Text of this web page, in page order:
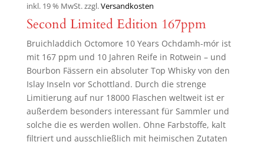
inkl. 19 % MwSt.zzgl.Versandkosten
Second Limited Edition 167ppm
Bruichladdich Octomore 10 Years Ochdamh-mór ist
mit 167 ppm und 10 Jahren Reife in Rotwein – und
Bourbon Fässern ein absoluter Top Whisky von den
Islay Inseln vor Schottland. Durch die strenge
Limitierung auf nur 18000 Flaschen weltweit ist er
außerdem besonders interessant für Sammler und
solche die es werden wollen. Ohne Farbstoffe, kalt
filtriert und ausschließlich mit heimischen Zutaten